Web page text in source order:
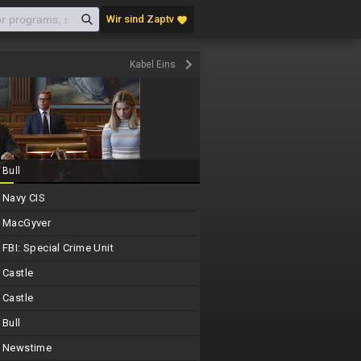
Wir sind Zaptv favorite
Kabel Eins keyboard_arrow_right
Bull
Navy CIS
MacGyver
FBI: Special Crime Unit
Castle
Castle
Bull
Newstime